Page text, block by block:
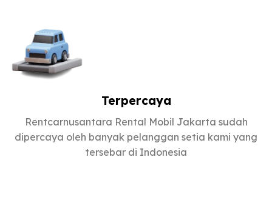
Terpercaya
Rentcarnusantara Rental Mobil Jakarta sudah
dipercaya oleh banyak pelanggan setia kami yang
tersebar di Indonesia